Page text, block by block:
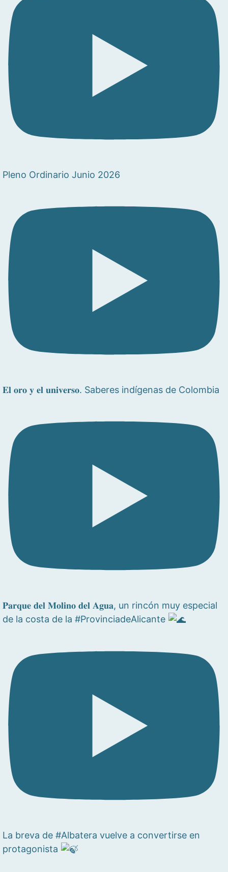
Pleno Ordinario Junio 2026
𝐄𝐥 𝐨𝐫𝐨 𝐲 𝐞𝐥 𝐮𝐧𝐢𝐯𝐞𝐫𝐬𝐨. Saberes indígenas de Colombia
𝐏𝐚𝐫𝐪𝐮𝐞 𝐝𝐞𝐥 𝐌𝐨𝐥𝐢𝐧𝐨 𝐝𝐞𝐥 𝐀𝐠𝐮𝐚, un rincón muy especial
de la costa de la #ProvinciadeAlicante
La breva de #Albatera vuelve a convertirse en
protagonista